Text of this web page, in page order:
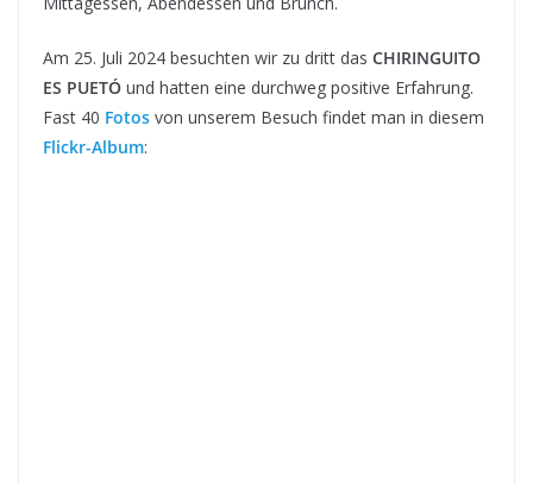
Am 25. Juli 2024 besuchten wir zu dritt das CHIRINGUITO
ES PUETÓ und hatten eine durchweg positive Erfahrung.
Fast 40 Fotos von unserem Besuch findet man in diesem
Flickr-Album: